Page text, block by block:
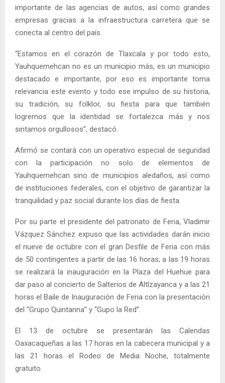
importante de las agencias de autos, así como grandes
empresas gracias a la infraestructura carretera que se
conecta al centro del país.
“Estamos en el corazón de Tlaxcala y por todo esto,
Yauhquemehcan no es un municipio más, es un municipio
destacado e importante, por eso es importante toma
relevancia este evento y todo ese impulso de su historia,
su tradición, su folklor, su fiesta para que también
logremos que la identidad se fortalezca más y nos
sintamos orgullosos”, destacó.
Afirmó se contará con un operativo especial de seguridad
con la participación no solo de elementos de
Yauhquemehcan sino de municipios aledaños, así como
de instituciones federales, con el objetivo de garantizar la
tranquilidad y paz social durante los días de fiesta.
Por su parte el presidente del patronato de Feria, Vladimir
Vázquez Sánchez expuso que las actividades darán inicio
el nueve de octubre con el gran Desfile de Feria con más
de 50 contingentes a partir de las 16 horas; a las 19 horas
se realizará la inauguración en la Plaza del Huehue para
dar paso al concierto de Salterios de Altlzayanca y a las 21
horas el Baile de Inauguración de Feria con la presentación
del “Grupo Quintanna” y “Gupo la Red”.
El 13 de octubre se presentarán las Calendas
Oaxacaqueñas a las 17 horas en la cabecera municipal y a
las 21 horas el Rodeo de Media Noche, totalmente
gratuito.